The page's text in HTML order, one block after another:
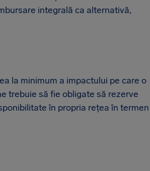
integrală ca alternativă,
la minimum a impactului pe care o
trebuie să fie obligate să rezerve
în propria rețea în termen